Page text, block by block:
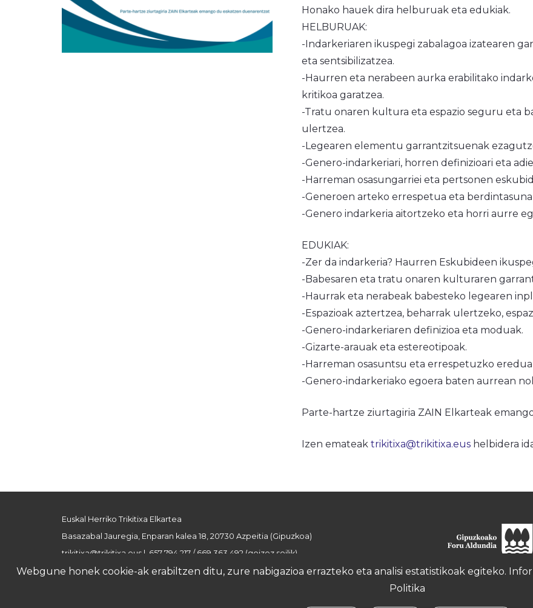
Honako hauek dira helburuak eta edukiak.
HELBURUAK:
-Indarkeriaren ikuspegi zabalagoa izatearen
eta sentsibilizatzea.
-Haurren eta nerabeen aurka erabilitako
kritikoa garatzea.
-Tratu onaren kultura eta espazio seguru eta
ulertzea.
-Legearen elementu garrantzitsuenak
-Genero-indarkeriari, horren definizioari eta
-Harreman osasungarriei eta pertsonen
-Generoen arteko errespetua eta berdintasuna
-Genero indarkeria aitortzeko eta horri aurre
EDUKIAK:
-Zer da indarkeria? Haurren Eskubideen
-Babesaren eta tratu onaren kulturaren
-Haurrak eta nerabeak babesteko legearen
-Espazioak aztertzea, beharrak ulertzeko,
-Genero-indarkeriaren definizioa eta moduak.
-Gizarte-arauak eta estereotipoak.
-Harreman osasuntsu eta errespetuzko
-Genero-indarkeriako egoera baten aurrean
Parte-hartze ziurtagiria ZAIN Elkarteak
Izen emateak trikitixa@trikitixa.eushelbidera
Euskal Herriko Trikitixa Elkartea
Basazabal Jauregia, Enparan kalea 18, 20730 Azpeitia (Gipuzkoa)
trikitixa@trikitixa.eus | 657 794 217 / 669 363 492 (goizez soilik)
Webgune honek cookie-ak erabiltzen ditu, zure nabigazioa errazteko eta analisi estatistikoak egiteko.
Politika